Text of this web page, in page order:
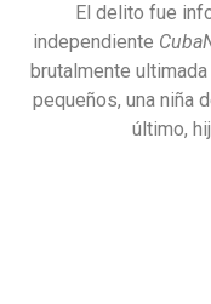
El delito fue
independiente
brutalmente
pequeños, una niña
último,